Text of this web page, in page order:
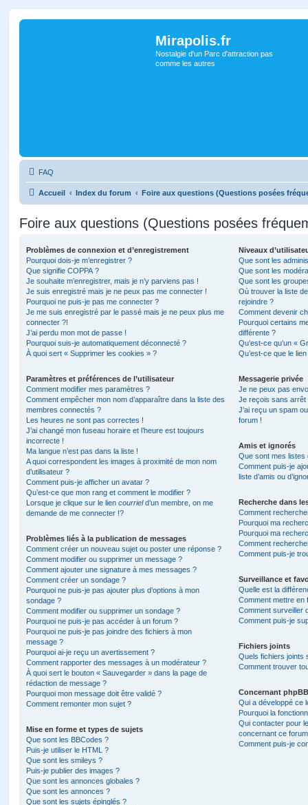
Mirapolis.fr
Nostalgie d'un Parc d'attraction pas
comme les autres
FAQ
Accueil Index du forum Foire aux questions (Questions posées
Foire aux questions (Questions posées
Problèmes de connexion et d’enregistrement
Pourquoi dois-je m’enregistrer ?
Que signifie COPPA ?
Je souhaite m’enregistrer, mais je n’y parviens pas !
Je suis enregistré mais je ne peux pas me connecter !
Pourquoi ne puis-je pas me connecter ?
Je me suis enregistré par le passé mais je ne peux plus me
connecter ?!
J’ai perdu mon mot de passe !
Pourquoi suis-je automatiquement déconnecté ?
À quoi sert « Supprimer les cookies » ?
Paramètres et préférences de l’utilisateur
Comment modifier mes paramètres ?
Comment empêcher mon nom d’apparaître dans la liste des
membres connectés ?
Les heures ne sont pas correctes !
J’ai changé mon fuseau horaire et l’heure est toujours
incorrecte !
Ma langue n’est pas dans la liste !
A quoi correspondent les images à proximité de mon nom
d’utilisateur ?
Comment puis-je afficher un avatar ?
Qu’est-ce que mon rang et comment le modifier ?
Lorsque je clique sur le lien courrield’un membre, on me
demande de me connecter !?
Problèmes liés à la publication de messages
Comment créer un nouveau sujet ou poster une réponse ?
Comment modifier ou supprimer un message ?
Comment ajouter une signature à mes messages ?
Comment créer un sondage ?
Pourquoi ne puis-je pas ajouter plus d’options à mon
sondage ?
Comment modifier ou supprimer un sondage ?
Pourquoi ne puis-je pas accéder à un forum ?
Pourquoi ne puis-je pas joindre des fichiers à mon
message ?
Pourquoi ai-je reçu un avertissement ?
Comment rapporter des messages à un modérateur ?
À quoi sert le bouton « Sauvegarder » dans la page de
rédaction de message ?
Pourquoi mon message doit être validé ?
Comment remonter mon sujet ?
Mise en forme et types de sujets
Que sont les BBCodes ?
Puis-je utiliser le HTML ?
Que sont les smileys ?
Puis-je publier des images ?
Que sont les annonces globales ?
Que sont les annonces ?
Que sont les sujets épinglés ?
Niveaux
Que sont les
Que sont les
Que sont les
Où trouver la liste
rejoindre ?
Comment devenir
Pourquoi certains
différente ?
Qu’est-ce qu’un «
Qu’est-ce que le
Messagerie privée
Je ne peux pas
Je reçois sans arrêt
J’ai reçu un spam
forum !
Amis et ignorés
Que sont mes listes
Comment puis-je
liste d’amis ou
Recherche dans
Comment
Pourquoi ma
Pourquoi ma
Comment
Comment puis-je
Surveillance et
Quelle est la
Comment mettre en
Comment surveiller
Comment puis-je
Fichiers joints
Quels fichiers joints
Comment trouver
Concernant phpBB
Qui a développé ce
Pourquoi la
Qui contacter pour
concernant ce
Comment puis-je